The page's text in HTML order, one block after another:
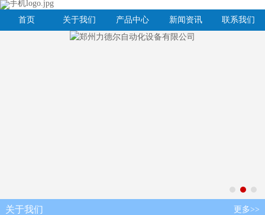
首页 关于我们 产品中心 新闻资讯 联系我们
关于我们
更多>>